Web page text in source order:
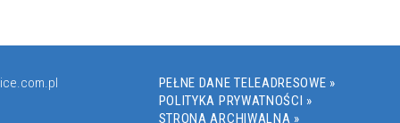
PEŁNE DANE TELEADRESOWE »
POLITYKA PRYWATNOŚCI »
STRONA ARCHIWALNA »